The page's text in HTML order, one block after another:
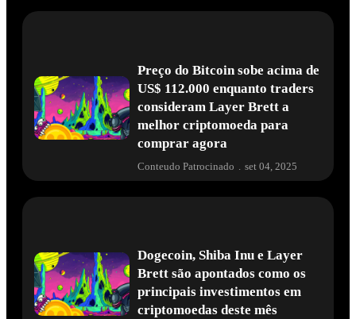
Preço do Bitcoin sobe acima de
US$ 112.000 enquanto traders
consideram Layer Brett a
melhor criptomoeda para
comprar agora
Conteudo Patrocinado set 04, 2025
Dogecoin, Shiba Inu e Layer
Brett são apontados como os
principais investimentos em
criptomoedas deste mês